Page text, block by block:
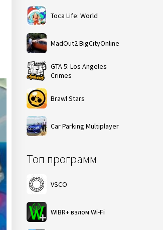
Toca Life: World
MadOut2 BigCityOnline
GTA 5: Los Angeles
Crimes
Brawl Stars
Car Parking Multiplayer
Топ программ
VSCO
WIBR+ взлом Wi-Fi